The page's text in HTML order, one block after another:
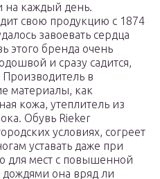
на каждый день.
свою продукцию с 1874
завоевать сердца
этого бренда очень
и сразу садится,
Производитель в
материалы, как
кожа, утеплитель из
Обувь Rieker
условиях, согреет
уставать даже при
для мест с повышенной
она вряд ли